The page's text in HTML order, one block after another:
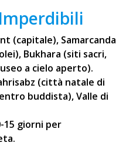
(capitale), Samarcanda
Bukhara (siti sacri,
a cielo aperto).
(città natale di
buddista), Valle di
15 giorni per